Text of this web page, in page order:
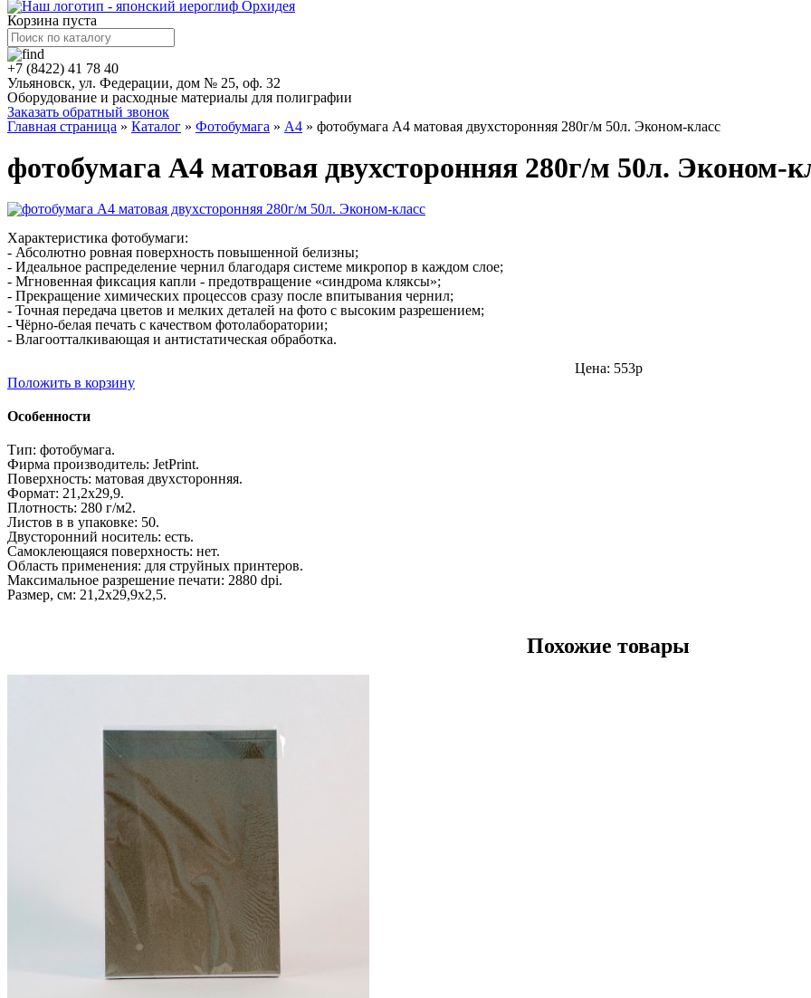
Корзина пуста
+7 (8422) 41 78 40
Ульяновск, ул. Федерации, дом № 25, оф. 32
Оборудование и расходные материалы для полиграфии
Заказать обратный звонок
Главная страница » Каталог » Фотобумага » А4 » фотобумага А4 матовая двухсторонняя 280г/м 50л. Эконом-класс
фотобумага А4 матовая двухсторонняя 280г/м 50л. Эконом-
Характеристика фотобумаги:
- Абсолютно ровная поверхность повышенной белизны;
- Идеальное распределение чернил благодаря системе микропор в каждом слое;
- Мгновенная фиксация капли - предотвращение «синдрома кляксы»;
- Прекращение химических процессов сразу после впитывания чернил;
- Точная передача цветов и мелких деталей на фото с высоким разрешением;
- Чёрно-белая печать с качеством фотолаборатории;
- Влагоотталкивающая и антистатическая обработка.
Цена: 553р
Положить в корзину
Особенности
Тип: фотобумага.
Фирма производитель: JetPrint.
Поверхность: матовая двухсторонняя.
Формат: 21,2х29,9.
Плотность: 280 г/м2.
Листов в в упаковке: 50.
Двусторонний носитель: есть.
Самоклеющаяся поверхность: нет.
Область применения: для струйных принтеров.
Максимальное разрешение печати: 2880 dpi.
Размер, см: 21,2х29,9х2,5.
Похожие товары